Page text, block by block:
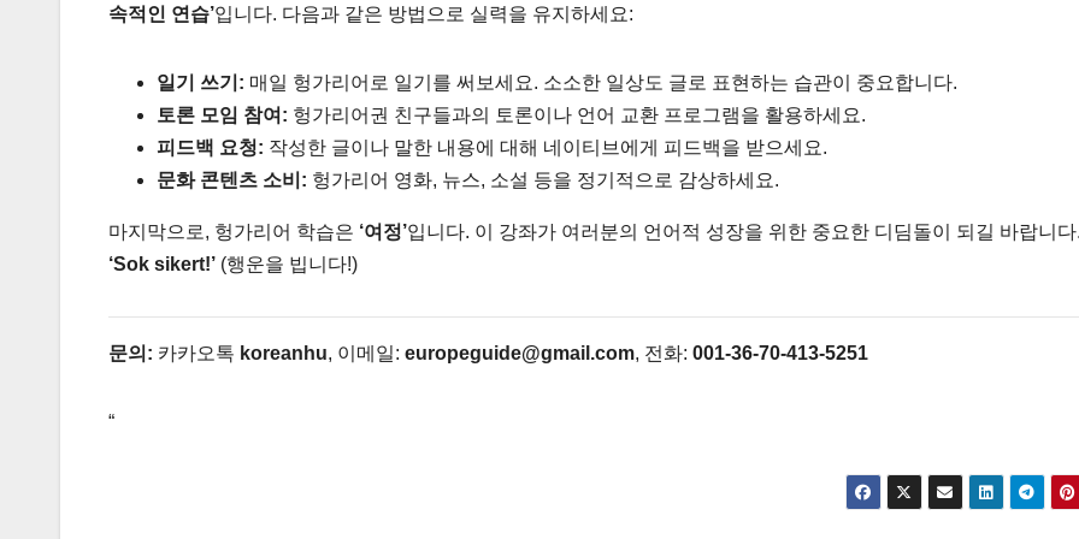
속적인 연습’입니다. 다음과 같은 방법으로 실력을 유지하세요:
일기 쓰기: 매일 헝가리어로 일기를 써보세요. 소소한 일상도 글로 표현하는 습관이 중요합니다.
토론 모임 참여: 헝가리어권 친구들과의 토론이나 언어 교환 프로그램을 활용하세요.
피드백 요청: 작성한 글이나 말한 내용에 대해 네이티브에게 피드백을 받으세요.
문화 콘텐츠 소비: 헝가리어 영화, 뉴스, 소설 등을 정기적으로 감상하세요.
마지막으로, 헝가리어 학습은 ‘여정’입니다. 이 강좌가 여러분의 언어적 성장을 위한 중요한 디딤돌이 되길 바랍니
‘Sok sikert!’ (행운을 빕니다!)
문의: 카카오톡 koreanhu, 이메일: europeguide@gmail.com, 전화: 001-36-70-413-5251
“